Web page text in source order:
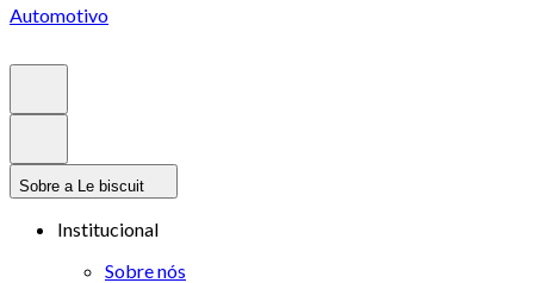
Automotivo
Sobre a Le biscuit
Institucional
Sobre nós